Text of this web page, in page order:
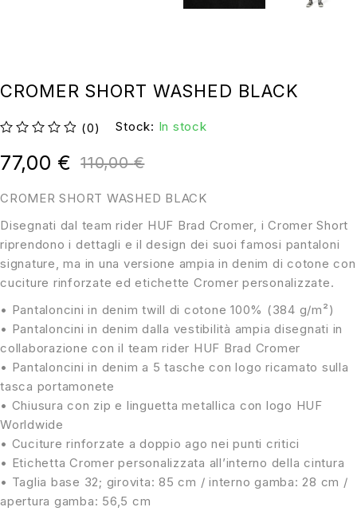
CROMER SHORT WASHED BLACK
(0) Stock: In stock
CROMER SHORT WASHED BLACK
Disegnati dal team rider HUF Brad Cromer, i Cromer Short
riprendono i dettagli e il design dei suoi famosi pantaloni
signature, ma in una versione ampia in denim di cotone con
cuciture rinforzate ed etichette Cromer personalizzate.
• Pantaloncini in denim twill di cotone 100% (384 g/m²)
• Pantaloncini in denim dalla vestibilità ampia disegnati in
collaborazione con il team rider HUF Brad Cromer
• Pantaloncini in denim a 5 tasche con logo ricamato sulla
tasca portamonete
• Chiusura con zip e linguetta metallica con logo HUF
Worldwide
• Cuciture rinforzate a doppio ago nei punti critici
• Etichetta Cromer personalizzata all’interno della cintura
• Taglia base 32; girovita: 85 cm / interno gamba: 28 cm /
apertura gamba: 56,5 cm
110,00€
77,00 €